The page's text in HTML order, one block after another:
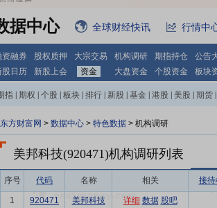
据中心 全球财经快讯 行情中
资融券 股权质押 大宗交易 机构调研 期指持仓
公告
股日历 新股上会 资金 大盘资金 个股资金 板块
指 期权 个股 板块 排行 新股 基金 港股 美股 期货
东方财富网 > 数据中心 > 特色数据 > 机构调研
美邦科技(920471)机构调研列表
序号 代码 名称 相关 接
1 920471 美邦科技 详细 数据 股吧